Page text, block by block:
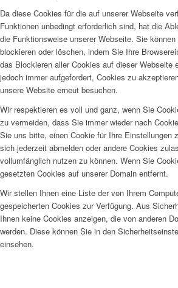
Da diese Cookies für die auf unserer Webseite
Funktionen unbedingt erforderlich sind, hat die
die Funktionsweise unserer Webseite. Sie
blockieren oder löschen, indem Sie Ihre
das Blockieren aller Cookies auf dieser Webseite
jedoch immer aufgefordert, Cookies zu
unsere Website erneut besuchen.
Wir respektieren es voll und ganz, wenn Sie
zu vermeiden, dass Sie immer wieder nach
Sie uns bitte, einen Cookie für Ihre Einstellungen
sich jederzeit abmelden oder andere Cookies
vollumfänglich nutzen zu können. Wenn Sie
gesetzten Cookies auf unserer Domain entfernt.
Wir stellen Ihnen eine Liste der von Ihrem
gespeicherten Cookies zur Verfügung. Aus
Ihnen keine Cookies anzeigen, die von anderen
werden. Diese können Sie in den
einsehen.